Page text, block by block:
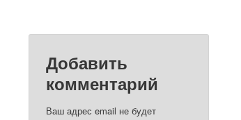
Добавить
комментарий
Ваш адрес email не будет